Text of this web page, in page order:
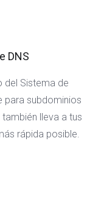
DNS
del Sistema de
para subdominios
lleva a tus
rápida posible.